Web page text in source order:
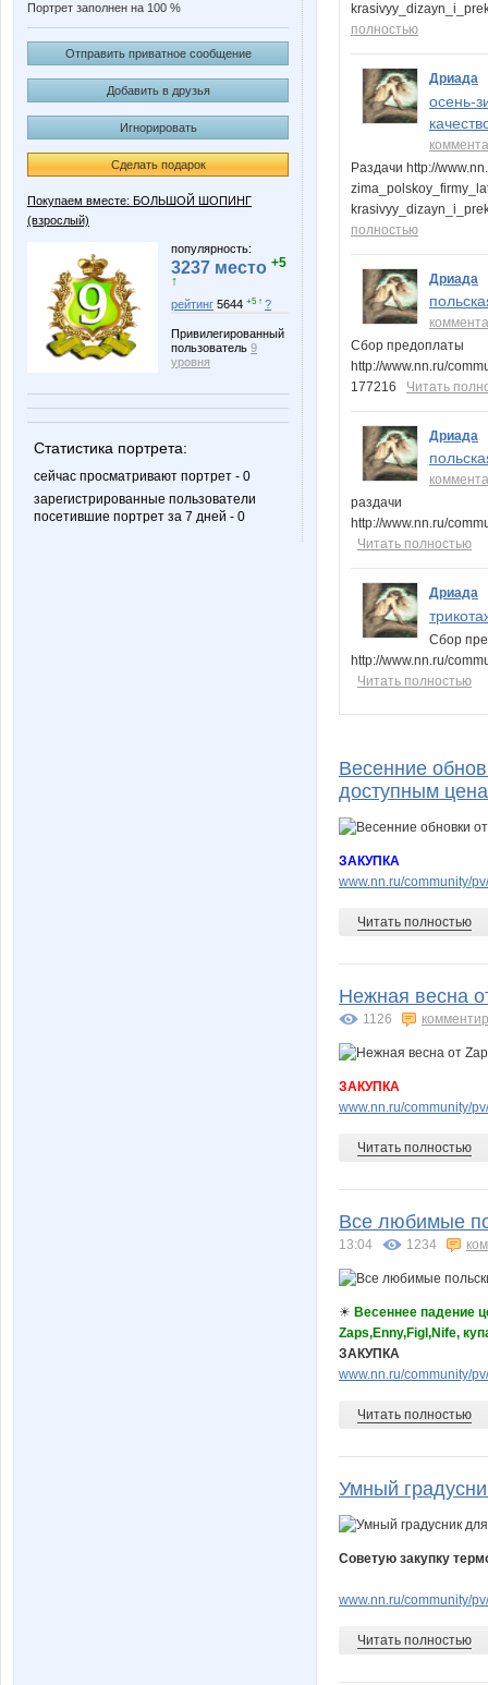
Портрет заполнен на 100 %
Отправить приватное сообщение
Добавить в друзья
Игнорировать
Сделать подарок
Покупаем вместе: БОЛЬШОЙ ШОПИНГ
(взрослый)
популярность:
3237 место +5
↑
рейтинг 5644 +5 ↑ ?
Привилегированный
пользователь 9
уровня
Статистика портрета:
сейчас просматривают портрет - 0
зарегистрированные пользователи
посетившие портрет за 7 дней - 0
полностью
Дриада
осень-
Раздачи http://
полностью
Дриада
Сбор предоплаты
http://www.nn.ru/
177216 Читать
Дриада
раздачи
http://www.nn.ru/
Читать полностью
Дриада
Сбор
http://www.nn.ru/
Читать полностью
Весенние
доступным
ЗАКУПКА
www.nn.ru/community/
Читать полностью
Нежная весна
1126
ЗАКУПКА
www.nn.ru/community/
Читать полностью
Все любимые
13:04 1234
☀ Весеннее падение
Zaps,Enny,Figl,Nife,
ЗАКУПКА
www.nn.ru/community/
Читать полностью
Умный
Советую закупку
www.nn.ru/community/
Читать полностью